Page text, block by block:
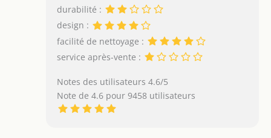
durabilité :
design :
facilité de nettoyage :
service après-vente :
Notes des utilisateurs 4.6/5
Note de 4.6 pour 9458 utilisateurs